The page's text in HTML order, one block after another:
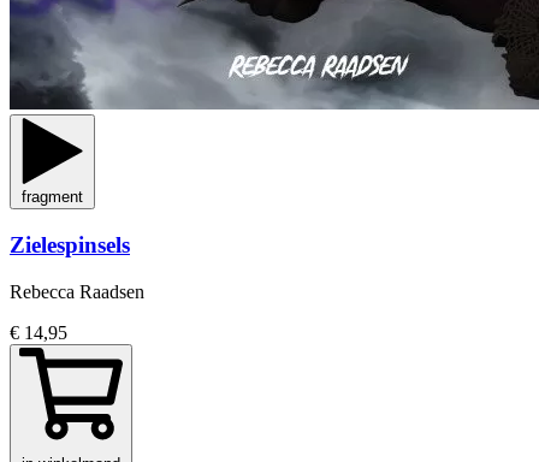
fragment
Zielespinsels
Rebecca Raadsen
€ 14,95